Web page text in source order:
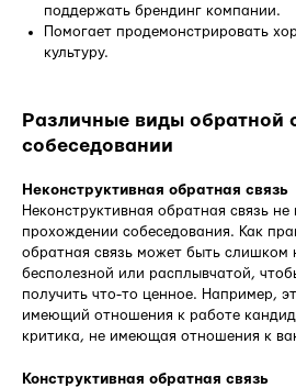
поддержать брендинг компании.
Помогает продемонстрировать
культуру.
Различные виды обратной
собеседовании
Неконструктивная обратная связь
Неконструктивная обратная связь
прохождении собеседования. Как
обратная связь может быть слишком
бесполезной или расплывчатой,
получить что-то ценное. Например,
имеющий отношения к работе
критика, не имеющая отношения к
Конструктивная обратная связь